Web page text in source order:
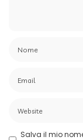
Salva il mio